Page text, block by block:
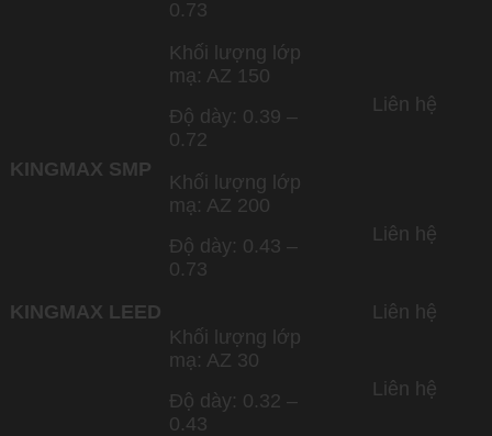
0.73
KINGMAX SMP
Khối lượng lớp
mạ: AZ 150
Độ dày: 0.39 –
0.72
Liên hệ
Khối lượng lớp
mạ: AZ 200
Độ dày: 0.43 –
0.73
Liên hệ
KINGMAX LEED Liên hệ
Khối lượng lớp
mạ: AZ 30
Độ dày: 0.32 –
0.43
Liên hệ